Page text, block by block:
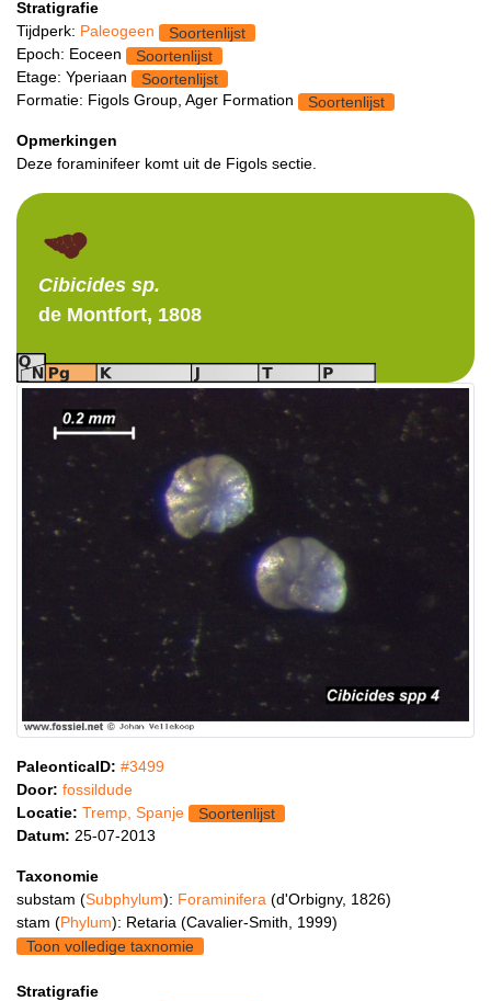
Stratigrafie
Tijdperk: Paleogeen
Soortenlijst
Epoch: Eoceen
Soortenlijst
Etage: Yperiaan
Soortenlijst
Formatie: Figols Group, Ager Formation
Soortenlijst
Opmerkingen
Deze foraminifeer komt uit de Figols sectie.
Cibicides sp.
de Montfort, 1808
PaleonticaID: #3499
Door: fossildude
Locatie: Tremp, Spanje
Soortenlijst
Datum: 25-07-2013
Taxonomie
substam (Subphylum): Foraminifera (d'Orbigny, 1826)
stam (Phylum): Retaria (Cavalier-Smith, 1999)
Toon volledige taxnomie
Stratigrafie